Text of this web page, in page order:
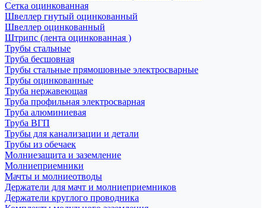
Сетка оцинкованная
Швеллер гнутый оцинкованный
Швеллер оцинкованный
Штрипс (лента оцинкованная )
Трубы стальные
Труба бесшовная
Трубы стальные прямошовные электросварные
Трубы оцинкованные
Труба нержавеющая
Труба профильная электросварная
Труба алюминиевая
Труба ВГП
Трубы для канализации и детали
Трубы из обечаек
Молниезащита и заземление
Молниеприемники
Мачты и молниеотводы
Держатели для мачт и молниеприемников
Держатели круглого проводника